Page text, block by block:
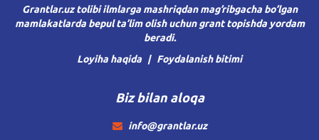
Grantlar.uz tolibi ilmlarga mashriqdan mag’ribgacha bo’lgan
mamlakatlarda bepul ta’lim olish uchun grant topishda yordam
beradi.
Loyiha haqida
Foydalanish bitimi
Biz bilan aloqa
info@grantlar.uz